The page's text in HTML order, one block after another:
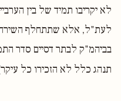
לא יקריבו תמיד של בין
לעת"ל, אלא שתתחלף השירה,
בביהמ"ק לבתר דסיים סדר
תנהג כלל לא הזכירו כל